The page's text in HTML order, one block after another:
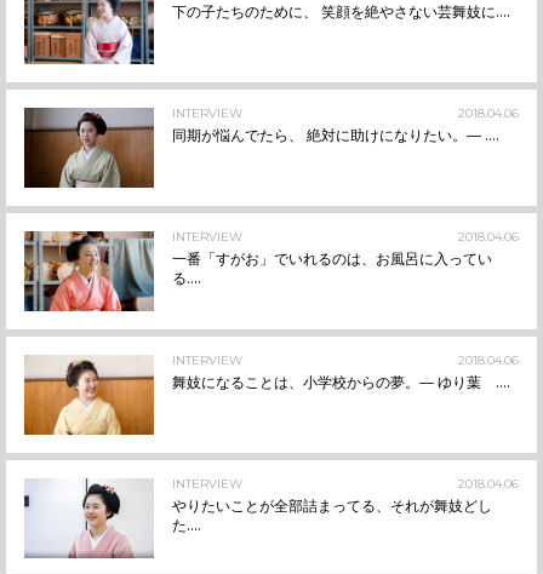
下の子たちのために、 笑顔を絶やさない芸舞妓に....
INTERVIEW 2018.04.06
同期が悩んでたら、 絶対に助けになりたい。― ....
INTERVIEW 2018.04.06
一番「すがお」でいれるのは、お風呂に入ってい
る....
INTERVIEW 2018.04.06
舞妓になることは、小学校からの夢。― ゆり葉 ....
INTERVIEW 2018.04.06
やりたいことが全部詰まってる、それが舞妓どし
た....